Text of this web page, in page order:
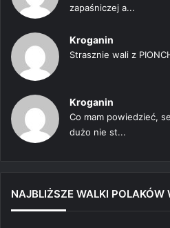
zapaśniczej a...
Kroganin
Strasznie wali z
Kroganin
Co mam powiedzieć,
dużo nie st...
NAJBLIŻSZE WALKI POLAKÓW